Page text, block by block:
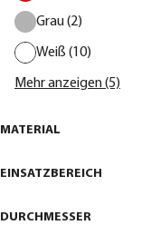
Grau (2)
Weiß (10)
Mehr anzeigen (5)
MATERIAL
EINSATZBEREICH
DURCHMESSER